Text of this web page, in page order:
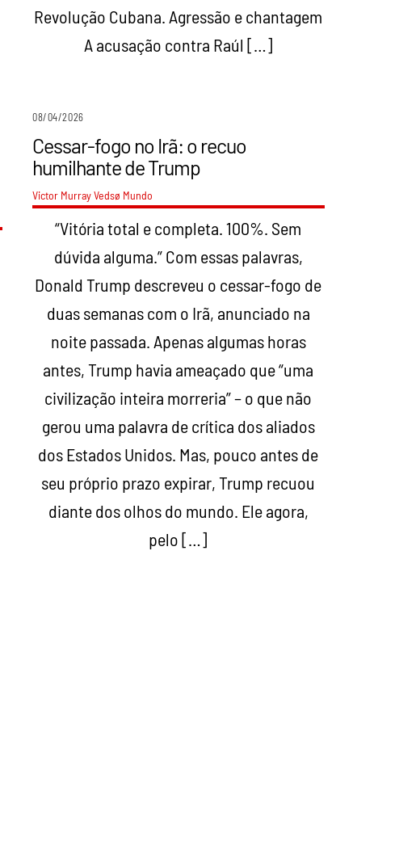
Revolução Cubana. Agressão e chantagem
A acusação contra Raúl […]
08/04/2026
Cessar-fogo no Irã: o recuo
humilhante de Trump
Victor Murray Vedsø Mundo
“Vitória total e completa. 100%. Sem
dúvida alguma.” Com essas palavras,
Donald Trump descreveu o cessar-fogo de
duas semanas com o Irã, anunciado na
noite passada. Apenas algumas horas
antes, Trump havia ameaçado que “uma
civilização inteira morreria” – o que não
gerou uma palavra de crítica dos aliados
dos Estados Unidos. Mas, pouco antes de
seu próprio prazo expirar, Trump recuou
diante dos olhos do mundo. Ele agora,
pelo […]